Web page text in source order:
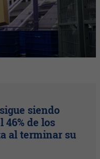
siendo
de los
al terminar su